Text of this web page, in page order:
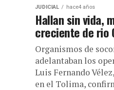
JUDICIAL hace4 años
Hallan sin vida,
creciente de rio
Organismos de
adelantaban los
Luis Fernando
en el Tolima,